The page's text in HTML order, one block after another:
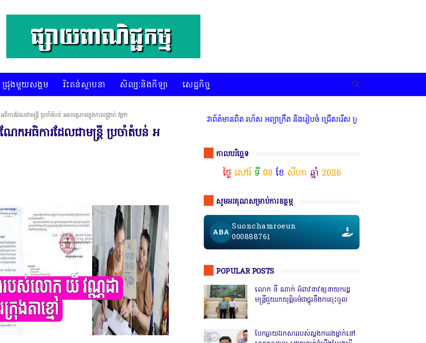
ជ្រុងមួយសង្គម រិះគន់ស្ថាបនា សិល្បៈនិងកីឡា សេដ្ឋកិច្ច
រដែលជាមន្ត្រី ប្រចាំតំបន់ អសមត្ថភាពក្នុងការបង្ក្រាប់ វគ្គ២
កអធិការដែលជាមន្ត្រី ប្រចាំតំបន់ អ
* គេហទំព័រ ស៊ីអេចអធីវីអនឡាញ ជាព័ត៌មានពិត រហ័ស អព្យាក្រឹត និងរៀបចំ ជ្រើសរើស ក្រុមការងារ នៅតាមបណ្តាលរា
កាលបរិច្ឆេទ
ថ្ងៃ សៅរ៍ទី 08 ខែ សីហា ឆ្នាំ 2026
សូមអរគុណសម្រាប់ការឧត្ថម្ភ
Suonchamroeun
000888761
POPULAR POSTS
លោក នី ណាក់ អំពាវនាវឲ្យនាយករដ្ឋ
មន្ត្រីជួយរកយុត្តិធម៌ជាថ្នូរនឹងការចុះចូល
បែកធ្លាយឯកសាររបស់ស្នងការរងម្នាក់នៅ